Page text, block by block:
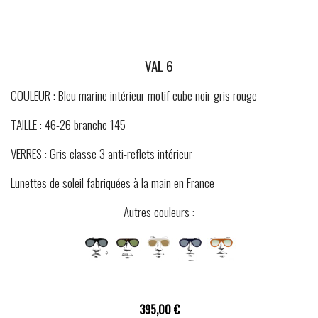
VAL 6
COULEUR : Bleu marine intérieur motif cube noir gris rouge
TAILLE : 46-26 branche 145
VERRES : Gris classe 3 anti-reflets intérieur
Lunettes de soleil fabriquées à la main en France
Autres couleurs :
395,00 €